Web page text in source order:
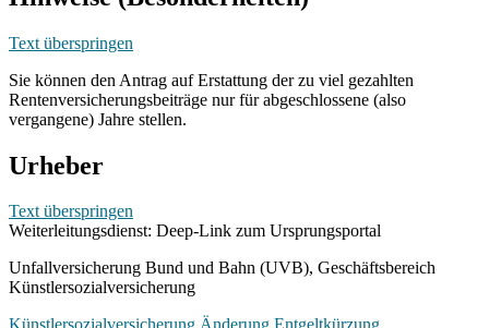
Text überspringen
Sie können den Antrag auf Erstattung der zu viel gezahlten
Rentenversicherungsbeiträge nur für abgeschlossene (also
vergangene) Jahre stellen.
Urheber
Text überspringen
Weiterleitungsdienst: Deep-Link zum Ursprungsportal
Unfallversicherung Bund und Bahn (UVB), Geschäftsbereich
Künstlersozialversicherung